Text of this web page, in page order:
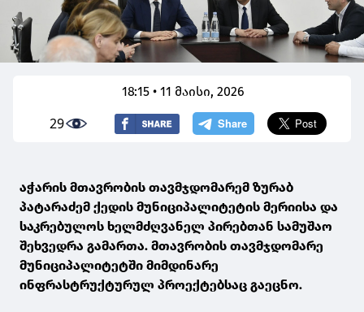
18:15 • 11 მაისი, 2026
29
აჭარის მთავრობის თავმჯდომარემ ზურაბ
პატარაძემ ქედის მუნიციპალიტეტის მერიისა და
საკრებულოს ხელმძღვანელ პირებთან სამუშაო
შეხვედრა გამართა. მთავრობის თავმჯდომარე
მუნიციპალიტეტში მიმდინარე
ინფრასტრუქტურულ პროექტებსაც გაეცნო.